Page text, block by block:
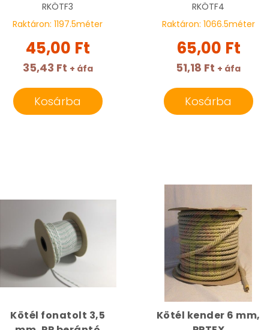
RKÖTF3
Raktáron:1197.5méter
45,00 Ft
35,43 Ft + áfa
Kosárba
RKÖTF4
Raktáron: 1066.5méter
65,00 Ft
51,18 Ft + áfa
Kosárba
Kötél fonatolt 3,5
Kötél kender 6 mm,